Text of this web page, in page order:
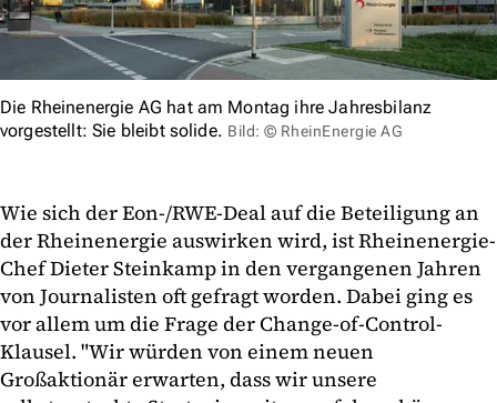
Die Rheinenergie AG hat am Montag ihre Jahresbilanz
vorgestellt: Sie bleibt solide. Bild: © RheinEnergie AG
Wie sich der Eon-/RWE-Deal auf die Beteiligung an
der Rheinenergie auswirken wird, ist Rheinenergie-
Chef Dieter Steinkamp in den vergangenen Jahren
von Journalisten oft gefragt worden. Dabei ging es
vor allem um die Frage der Change-of-Control-
Klausel. "Wir würden von einem neuen
Großaktionär erwarten, dass wir unsere